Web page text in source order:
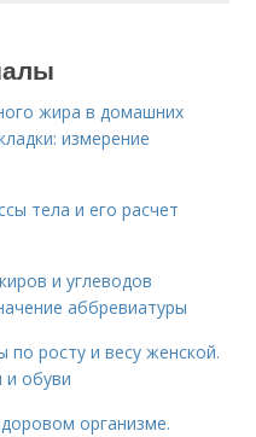
жира в домашних
измерение
тела и его расчет
и углеводов
аббревиатуры
по росту и весу женской.
и обуви
организме.